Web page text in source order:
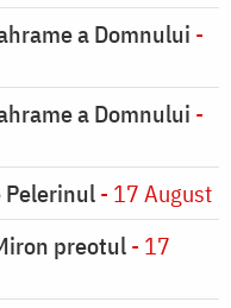
a Domnului -
a Domnului -
Pelerinul- 17 August
preotul- 17